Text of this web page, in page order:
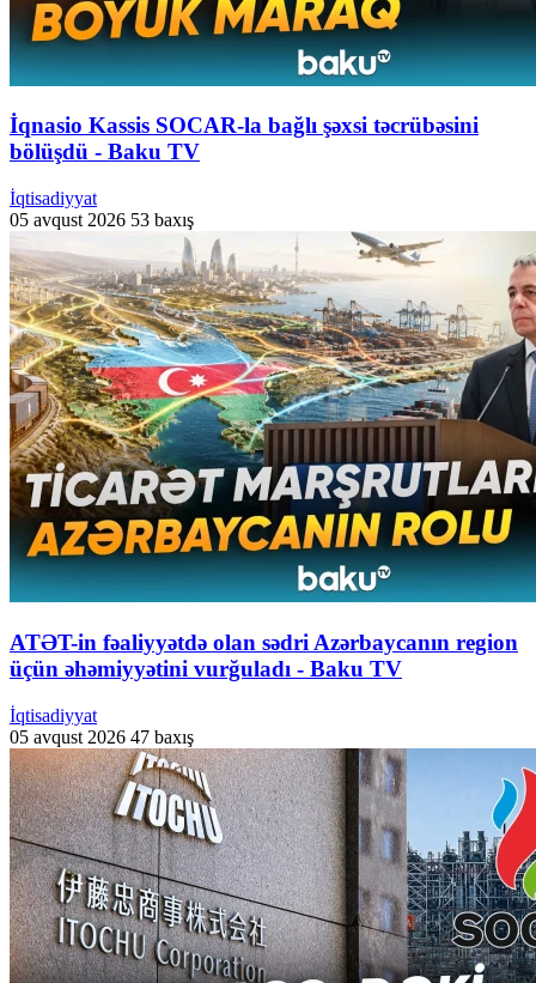
İqnasio Kassis SOCAR-la bağlı şəxsi təcrübəsini
bölüşdü - Baku TV
İqtisadiyyat
05 avqust 2026 53 baxış
ATƏT-in fəaliyyətdə olan sədri Azərbaycanın region
üçün əhəmiyyətini vurğuladı - Baku TV
İqtisadiyyat
05 avqust 2026 47 baxış